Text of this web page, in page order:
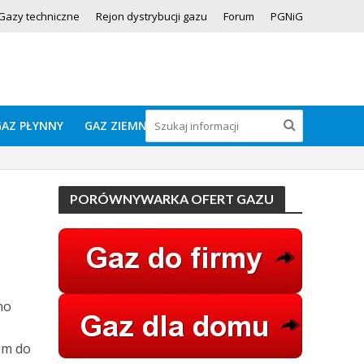
techniczne Rejon dystrybucji gazu Forum PGNiG
PŁYNNY GAZ ZIEMNY
do
PORÓWNYWARKA OFERT GAZU